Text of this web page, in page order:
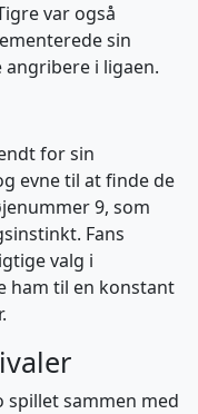
var også
sin
i ligaen.
for sin
evne til at finde de
9, som
Fans
valg i
ham til en konstant
spillet sammen med